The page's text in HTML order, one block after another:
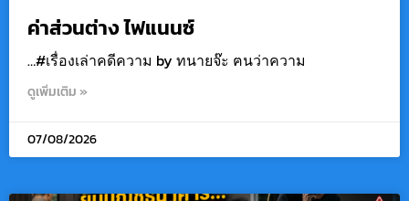
ค่าส่วนต่าง ไฟแนนซ์
…#เรื่องเล่าคดีความ by ทนายจ๊ะ ฅนว่าความ
ดูเพิ่มเติม »
07/08/2026